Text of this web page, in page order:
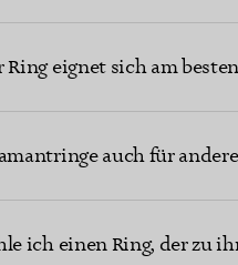
Ring eignet sich am
auch für
ich einen Ring, der zu